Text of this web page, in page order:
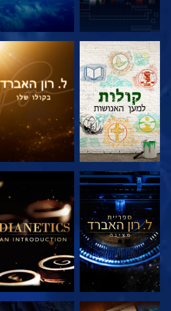
בדוק את הסדרה בדוק את הסדרה
בדוק את הסדרה בדוק את הסדרה